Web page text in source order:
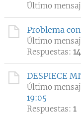
Último
Problema
Último
Respuestas: 14
DESPIECE
Último
19:05
Respuestas: 1